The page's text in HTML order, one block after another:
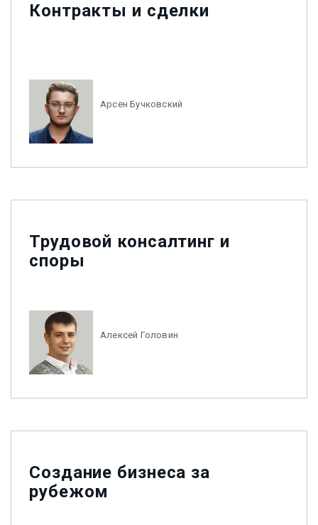
Контракты и сделки
Арсен Бучковский
Трудовой консалтинг и
споры
Алексей Головин
Создание бизнеса за
рубежом